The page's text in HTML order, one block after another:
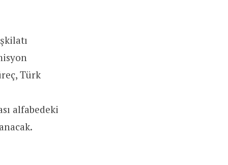
Türk
alfabedeki